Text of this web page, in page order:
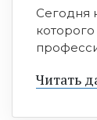
Сегодня
Читать